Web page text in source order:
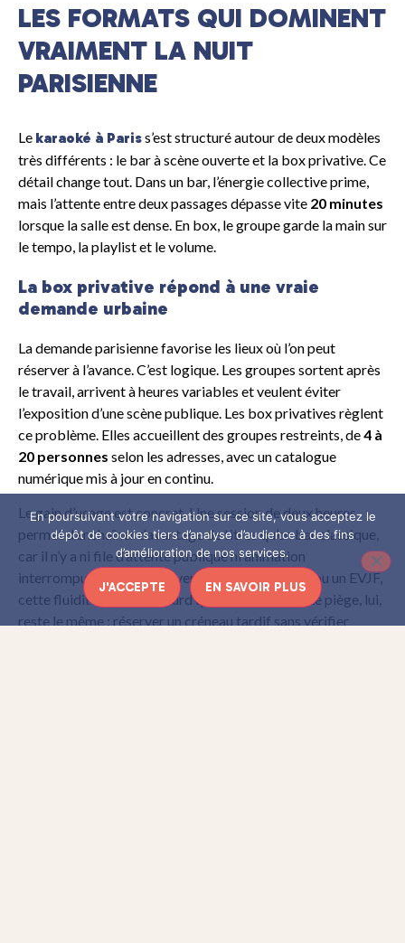
LES FORMATS QUI DOMINENT
VRAIMENT LA NUIT
PARISIENNE
Le karaoké à Pariss’est structuré autour de deux modèles
très différents : le bar à scène ouverte et la box privative. Ce
détail change tout. Dans un bar, l’énergie collective prime,
mais l’attente entre deux passages dépasse vite 20 minutes
lorsque la salle est dense. En box, le groupe garde la main sur
le tempo, la playlist et le volume.
La box privative répond à une vraie
demande urbaine
La demande parisienne favorise les lieux où l’on peut
réserver à l’avance. C’est logique. Les groupes sortent après
le travail, arrivent à heures variables et veulent éviter
l’exposition d’une scène publique. Les box privatives règlent
ce problème. Elles accueillent des groupes restreints, de4 à
20 personnes selon les adresses, avec un catalogue
numérique mis à jour en continu.
Le gain d’usage est concret. Une session de deux heures
permet d’enchaîner davantage de titres qu’en bar classique,
car il n’y a ni file d’attente publique ni animation
interrompue. Pour un anniversaire, un afterwork ou un EVJF,
cette fluidité pèse plus lourd que la décoration. Le piège, lui,
reste le même : réserver un créneau tardif sans vérifier
En poursuivant votre navigation sur ce site, vous acceptez le
dépôt de cookies tiers d’analyse d’audience à des fins
d’amélioration de nos services.
J'ACCEPTE EN SAVOIR PLUS